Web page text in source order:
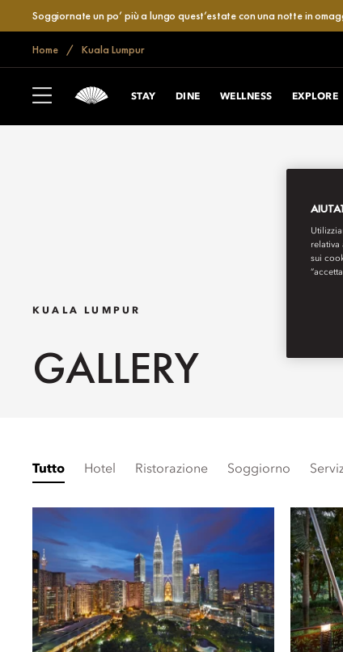
Soggiornate un po’ più a lungo quest’estate con una notte in
Home Kuala Lumpur
STAY DINE WELLNESS EXPLORE
KUALA LUMPUR
GALLERY
Tutto Hotel Ristorazione Soggiorno
sui